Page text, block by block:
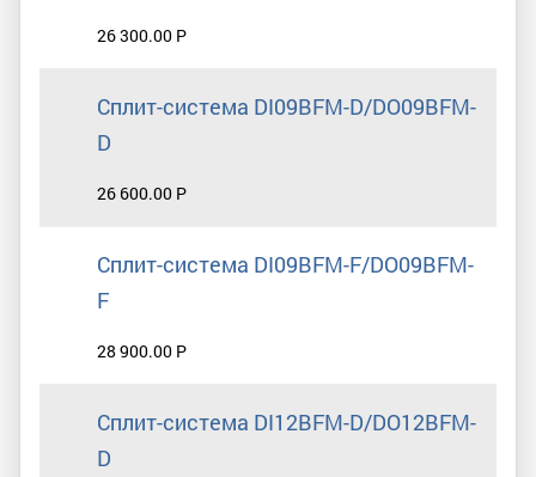
26 300.00 Р
Сплит-система DI09BFM-D/DO09BFM-
D
26 600.00 Р
Сплит-система DI09BFM-F/DO09BFM-
F
28 900.00 Р
Сплит-система DI12BFM-D/DO12BFM-
D